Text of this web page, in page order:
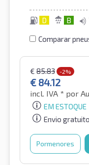
D B
Comparar
€ 85.83 -2%
€ 84.12
incl. IVA * por
EM ESTOQUE
Envio gratuito
Pormenores